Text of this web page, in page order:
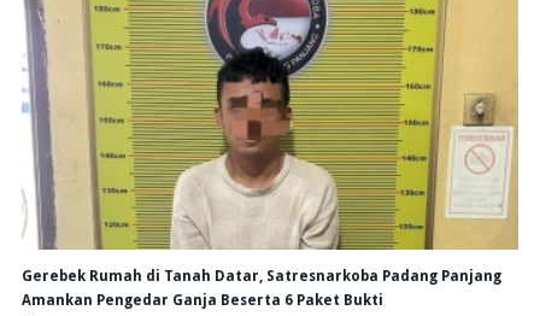
Gerebek Rumah di Tanah Datar, Satresnarkoba Padang Panjang
Amankan Pengedar Ganja Beserta 6 Paket Bukti